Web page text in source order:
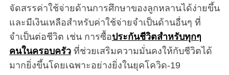
จัดสรรค่าใช้จ่ายด้านการศึกษาของลูกหลานได้ง่ายขึ้น
และมีเงินเหลือสำหรับค่าใช้จ่ายจำเป็นด้านอื่นๆ ที่
จำเป็นต่อชีวิต เช่น การซื้อประกันชีวิตสำหรับทุกๆ
คนในครอบครัว ที่ช่วยเสริมความมั่นคงให้กับชีวิตได้
มากยิ่งขึ้นโดยเฉพาะอย่างยิ่งในยุคโควิด-19